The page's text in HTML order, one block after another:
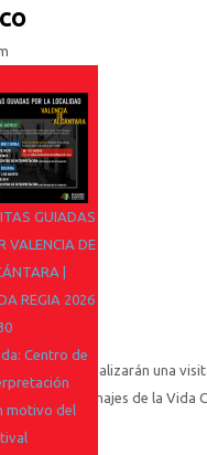
GUIADAS
VALENCIA DE
|
REGIA 2026
Centro de
motivo del
realizarán una
los personajes de la Vida